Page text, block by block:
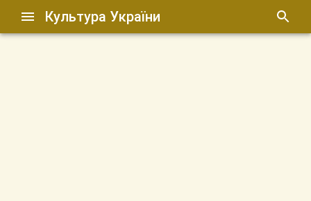
Культура України